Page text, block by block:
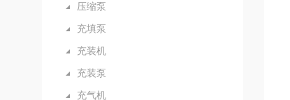
压缩泵
充填泵
充装机
充装泵
充气机